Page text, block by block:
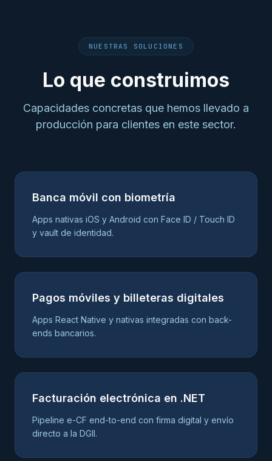
NUESTRAS SOLUCIONES
Lo que construimos
Capacidades concretas que hemos llevado a
producción para clientes en este sector.
Banca móvil con biometría
Apps nativas iOS y Android con Face ID / Touch ID
y vault de identidad.
Pagos móviles y billeteras digitales
Apps React Native y nativas integradas con back-
ends bancarios.
Facturación electrónica en .NET
Pipeline e-CF end-to-end con firma digital y envío
directo a la DGII.